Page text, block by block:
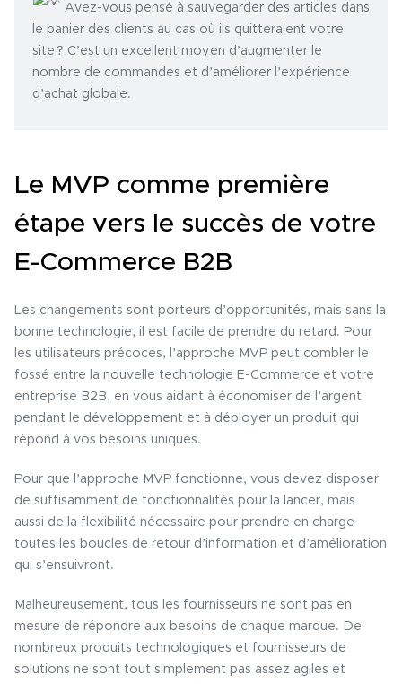
Avez-vous pensé à sauvegarder des articles dans
le panier des clients au cas où ils quitteraient votre
site ? C’est un excellent moyen d’augmenter le
nombre de commandes et d’améliorer l’expérience
d’achat globale.
Le MVP comme première
étape vers le succès de votre
E-Commerce B2B
Les changements sont porteurs d’opportunités, mais sans la
bonne technologie, il est facile de prendre du retard. Pour
les utilisateurs précoces, l’approche MVP peut combler le
fossé entre la nouvelle technologie E-Commerce et votre
entreprise B2B, en vous aidant à économiser de l’argent
pendant le développement et à déployer un produit qui
répond à vos besoins uniques.
Pour que l’approche MVP fonctionne, vous devez disposer
de suffisamment de fonctionnalités pour la lancer, mais
aussi de la flexibilité nécessaire pour prendre en charge
toutes les boucles de retour d’information et d’amélioration
qui s’ensuivront.
Malheureusement, tous les fournisseurs ne sont pas en
mesure de répondre aux besoins de chaque marque. De
nombreux produits technologiques et fournisseurs de
solutions ne sont tout simplement pas assez agiles et